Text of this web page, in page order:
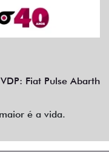
VDP: Fiat Pulse Abarth
é a vida.